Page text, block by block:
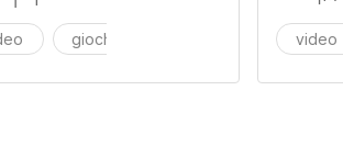
giochi video